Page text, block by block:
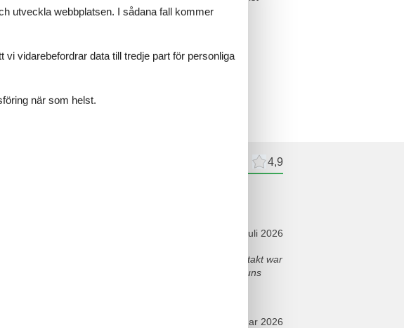
hinzugebucht werden.
4,9
juli 2026
Kurzurlaub, bei dem einfach alles gepasst hat. Der Kontakt war
Wohnung war perfekt. Lage und Sauberkeit haben uns
januar 2026
utveckla webbplatsen. I sådana fall kommer
vidarebefordrar data till tredje part för personliga
när som helst.